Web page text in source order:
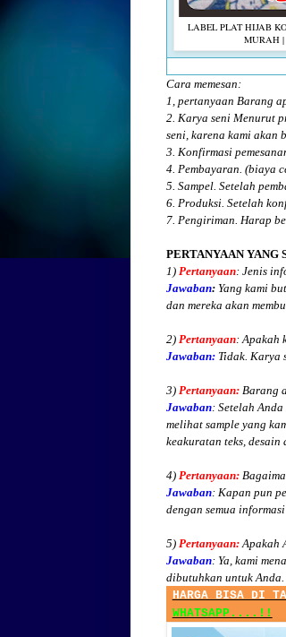
LABEL PLAT HIJAB
MURAH |
Cara memesan:
1, pertanyaan Barang
2. Karya seni Menurut
seni, karena kami akan
3. Konfirmasi
4. Pembayaran. (biaya
5. Sampel. Setelah
6. Produksi. Setelah
7. Pengiriman. Harap
PERTANYAAN YANG
1) Pertanyaan: Jenis
Jawaban:Yang kami
dan mereka akan
2) Pertanyaan: Apakah
Jawaban:Tidak. Karya
3) Pertanyaan:Barang
Jawaban: Setelah
melihat sample yang
keakuratan teks, desain
4) Pertanyaan:
Jawaban: Kapan pun
dengan semua
5) Pertanyaan:Apakah
Jawaban: Ya, kami
dibutuhkan untuk Anda.
HARGA BISA DI
WHATSAPP....!!